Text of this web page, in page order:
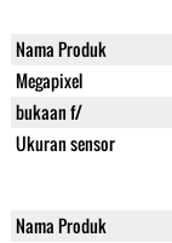
Nama Produk
Megapixel
bukaan f/
Ukuran sensor
Nama Produk